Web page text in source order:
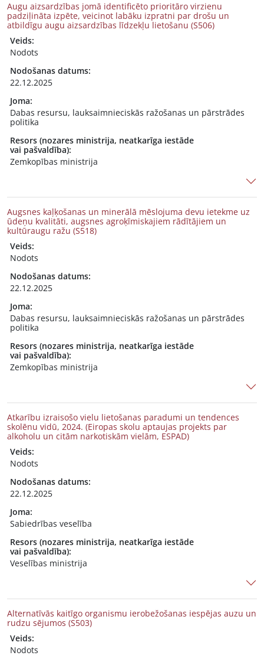
Augu aizsardzības jomā identificēto prioritāro virzienu
padziļināta izpēte, veicinot labāku izpratni par drošu un
atbildīgu augu aizsardzības līdzekļu lietošanu (S506)
Veids:
Nodots
Nodošanas datums:
22.12.2025
Joma:
Dabas resursu, lauksaimnieciskās ražošanas un pārstrādes
politika
Resors (nozares ministrija, neatkarīga iestāde
vai pašvaldība):
Zemkopības ministrija
Augsnes kaļķošanas un minerālā mēslojuma devu ietekme uz
ūdeņu kvalitāti, augsnes agroķīmiskajiem rādītājiem un
kultūraugu ražu (S518)
Veids:
Nodots
Nodošanas datums:
22.12.2025
Joma:
Dabas resursu, lauksaimnieciskās ražošanas un pārstrādes
politika
Resors (nozares ministrija, neatkarīga iestāde
vai pašvaldība):
Zemkopības ministrija
Atkarību izraisošo vielu lietošanas paradumi un tendences
skolēnu vidū, 2024. (Eiropas skolu aptaujas projekts par
alkoholu un citām narkotiskām vielām, ESPAD)
Veids:
Nodots
Nodošanas datums:
22.12.2025
Joma:
Sabiedrības veselība
Resors (nozares ministrija, neatkarīga iestāde
vai pašvaldība):
Veselības ministrija
Alternatīvās kaitīgo organismu ierobežošanas iespējas auzu un
rudzu sējumos (S503)
Veids:
Nodots